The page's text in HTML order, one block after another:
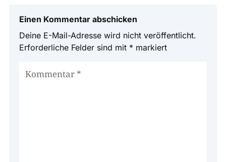
Einen Kommentar abschicken
Deine E-Mail-Adresse wird nicht veröffentlicht.
Erforderliche Felder sind mit * markiert